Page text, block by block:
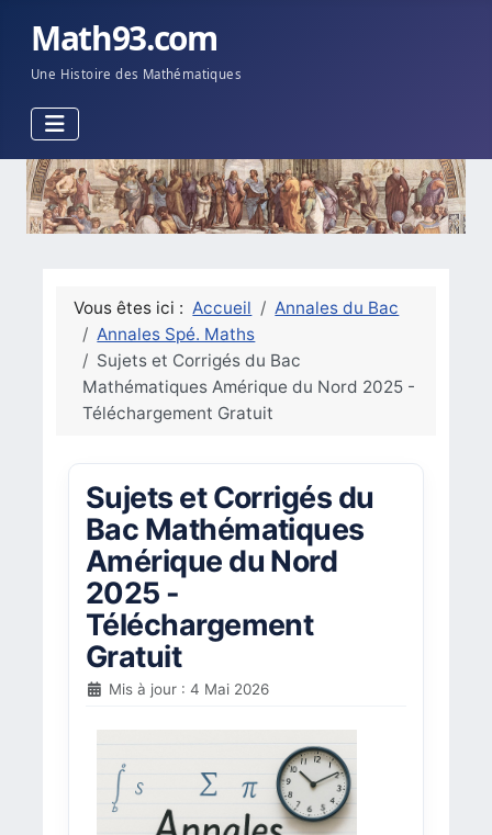
Math93.com
Une Histoire des Mathématiques
Vous êtes ici : Accueil
Annales du Bac
Annales Spé. Maths
Sujets et Corrigés du Bac
Mathématiques Amérique du Nord 2025 -
Téléchargement Gratuit
Sujets et Corrigés du
Bac Mathématiques
Amérique du Nord
2025 -
Téléchargement
Gratuit
Mis à jour : 4 Mai 2026